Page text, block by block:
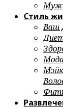
Муж
Стиль
Ваш